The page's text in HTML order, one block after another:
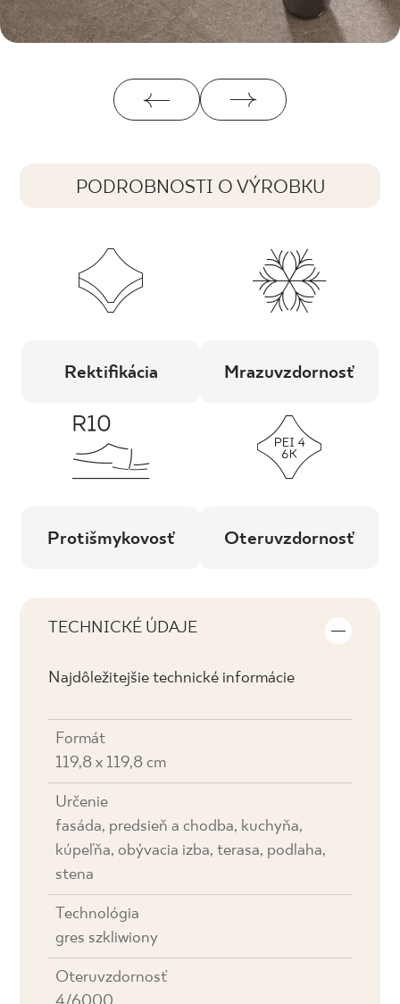
PODROBNOSTI O VÝROBKU
Rektifikácia Mrazuvzdornosť
Protišmykovosť Oteruvzdornosť
TECHNICKÉ ÚDAJE
Najdôležitejšie technické informácie
Formát
119,8 x 119,8 cm
Určenie
fasáda, predsieň a chodba, kuchyňa,
kúpeľňa, obývacia izba, terasa, podlaha,
stena
Technológia
gres szkliwiony
Oteruvzdornosť